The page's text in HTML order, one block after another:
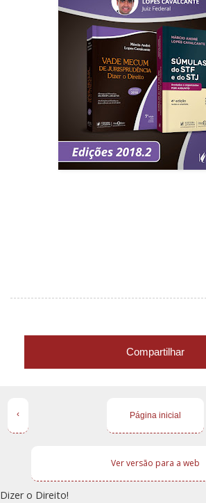
Compartilhar
‹ Página inicial
Ver versão para a web
Dizer o Direito!